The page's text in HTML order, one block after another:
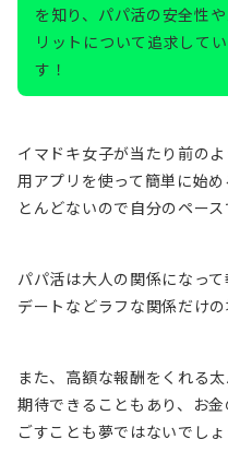
を知り、パパ活の安全性
リットについて追求して
す！
イマドキ女子が当たり前の
用アプリを使って簡単に始
とんどないので自分のペー
パパ活は大人の関係になっ
デートなどラフな関係だけの
また、高額な報酬をくれる
期待できることもあり、お
ごすことも夢ではないでしょ